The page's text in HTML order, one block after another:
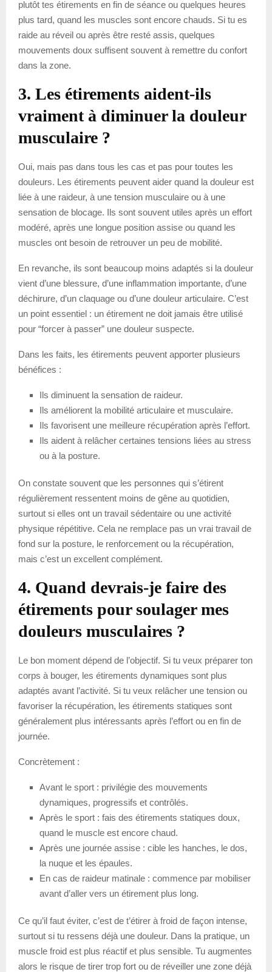
plutôt tes étirements en fin de séance ou quelques heures
plus tard, quand les muscles sont encore chauds. Si tu es
raide au réveil ou après être resté assis, quelques
mouvements doux suffisent souvent à remettre du confort
dans la zone.
3. Les étirements aident-ils
vraiment à diminuer la douleur
musculaire ?
Oui, mais pas dans tous les cas et pas pour toutes les
douleurs. Les étirements peuvent aider quand la douleur est
liée à une raideur, à une tension musculaire ou à une
sensation de blocage. Ils sont souvent utiles après un effort
modéré, après une longue position assise ou quand les
muscles ont besoin de retrouver un peu de mobilité.
En revanche, ils sont beaucoup moins adaptés si la douleur
vient d’une blessure, d’une inflammation importante, d’une
déchirure, d’un claquage ou d’une douleur articulaire. C’est
un point essentiel : un étirement ne doit jamais être utilisé
pour “forcer à passer” une douleur suspecte.
Dans les faits, les étirements peuvent apporter plusieurs
bénéfices :
Ils diminuent la sensation de raideur.
Ils améliorent la mobilité articulaire et musculaire.
Ils favorisent une meilleure récupération après l’effort.
Ils aident à relâcher certaines tensions liées au stress
ou à la posture.
On constate souvent que les personnes qui s’étirent
régulièrement ressentent moins de gêne au quotidien,
surtout si elles ont un travail sédentaire ou une activité
physique répétitive. Cela ne remplace pas un vrai travail de
fond sur la posture, le renforcement ou la récupération,
mais c’est un excellent complément.
4. Quand devrais-je faire des
étirements pour soulager mes
douleurs musculaires ?
Le bon moment dépend de l’objectif. Si tu veux préparer ton
corps à bouger, les étirements dynamiques sont plus
adaptés avant l’activité. Si tu veux relâcher une tension ou
favoriser la récupération, les étirements statiques sont
généralement plus intéressants après l’effort ou en fin de
journée.
Concrètement :
Avant le sport : privilégie des mouvements
dynamiques, progressifs et contrôlés.
Après le sport : fais des étirements statiques doux,
quand le muscle est encore chaud.
Après une journée assise : cible les hanches, le dos,
la nuque et les épaules.
En cas de raideur matinale : commence par mobiliser
avant d’aller vers un étirement plus long.
Ce qu’il faut éviter, c’est de t’étirer à froid de façon intense,
surtout si tu ressens déjà une douleur. Dans la pratique, un
muscle froid est plus réactif et plus sensible. Tu augmentes
alors le risque de tirer trop fort ou de réveiller une zone déjà